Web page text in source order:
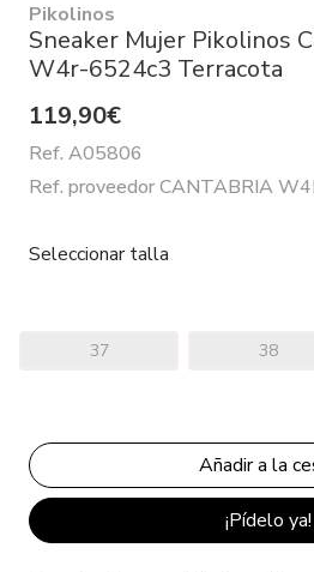
Pikolinos
Sneaker Mujer Pikolinos
W4r-6524c3 Terracota
119,90€
Ref. A05806
Ref. proveedor CANTABRIA
Seleccionar talla
37 38
¡Pídelo ya!